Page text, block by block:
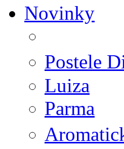
Novinky
Postele
Luiza
Parma